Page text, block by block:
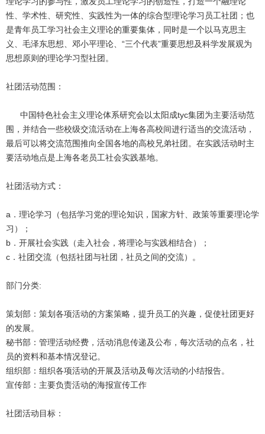
性、学术性、研究性、实践性为一体的综合型理论学习员工社团；也
是青年员工学习社会主义理论的重要集体，同时是一个以马克思主
义、毛泽东思想、邓小平理论、“三个代表”重要思想及科学发展观为
思想原则的理论学习型社团。
社团活动范围：
中国特色社会主义理论体系研究会以太阳成tyc集团为主要活动范
围，并结合一些校级交流活动在上海各高校间进行适当的交流活动，
最后可以将交流范围推向全国各地的高校兄弟社团。在实践活动时主
要活动地点是上海各老员工社会实践基地。
社团活动方式：
a．理论学习（包括学习党的理论知识，国家方针、政策等重要理论学
习）；
b．开展社会实践（走入社会，将理论与实践相结合）；
c．社团交流（包括社团与社团，社员之间的交流）。
部门分类:
策划部：策划各项活动的方案策略，提升员工的兴趣，促使社团更好
的发展。
秘书部：管理活动经费，活动消息传递及公布，每次活动的点名，社
员的资料和基本情况登记。
组织部：组织各项活动的开展及活动及每次活动的小结报告。
宣传部：主要负责活动的海报宣传工作
社团活动目标：